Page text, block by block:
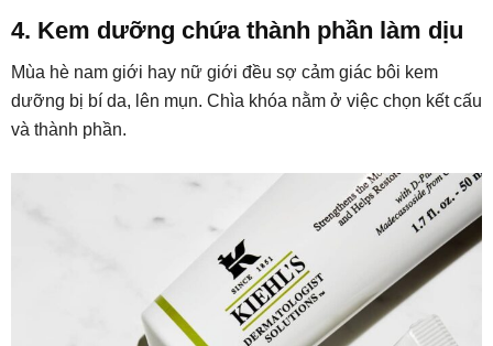
4. Kem dưỡng chứa thành phần làm dịu
Mùa hè nam giới hay nữ giới đều sợ cảm giác bôi kem
dưỡng bị bí da, lên mụn. Chìa khóa nằm ở việc chọn kết cấu
và thành phần.